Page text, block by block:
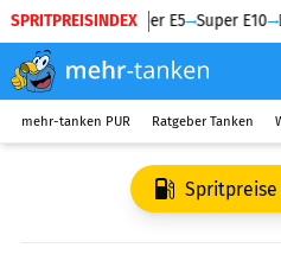
SPRITPREISINDEX
Diesel Super E5 Super E10
mehr-tanken PUR Ratgeber Tanken